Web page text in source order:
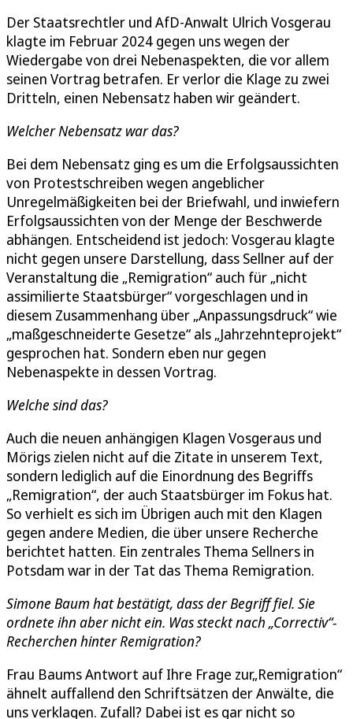
Der Staatsrechtler und AfD-Anwalt Ulrich Vosgerau
klagte im Februar 2024 gegen uns wegen der
Wiedergabe von drei Nebenaspekten, die vor allem
seinen Vortrag betrafen. Er verlor die Klage zu zwei
Dritteln, einen Nebensatz haben wir geändert.
Welcher Nebensatz war das?
Bei dem Nebensatz ging es um die Erfolgsaussichten
von Protestschreiben wegen angeblicher
Unregelmäßigkeiten bei der Briefwahl, und inwiefern
Erfolgsaussichten von der Menge der Beschwerde
abhängen. Entscheidend ist jedoch: Vosgerau klagte
nicht gegen unsere Darstellung, dass Sellner auf der
Veranstaltung die „Remigration“ auch für „nicht
assimilierte Staatsbürger“ vorgeschlagen und in
diesem Zusammenhang über „Anpassungsdruck“ wie
„maßgeschneiderte Gesetze“ als „Jahrzehnteprojekt“
gesprochen hat. Sondern eben nur gegen
Nebenaspekte in dessen Vortrag.
Welche sind das?
Auch die neuen anhängigen Klagen Vosgeraus und
Mörigs zielen nicht auf die Zitate in unserem Text,
sondern lediglich auf die Einordnung des Begriffs
„Remigration“, der auch Staatsbürger im Fokus hat.
So verhielt es sich im Übrigen auch mit den Klagen
gegen andere Medien, die über unsere Recherche
berichtet hatten. Ein zentrales Thema Sellners in
Potsdam war in der Tat das Thema Remigration.
Simone Baum hat bestätigt, dass der Begriff fiel. Sie
ordnete ihn aber nicht ein. Was steckt nach „Correctiv“-
Recherchen hinter Remigration?
Frau Baums Antwort auf Ihre Frage zur„Remigration“
ähnelt auffallend den Schriftsätzen der Anwälte, die
uns verklagen. Zufall? Dabei ist es gar nicht so